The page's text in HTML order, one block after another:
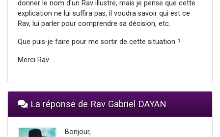
donner le nom d'un Rav illustre, mais je pense que cette
explication ne lui suffira pas, il voudra savoir qui est ce
Rav, lui parler pour comprendre sa décision, etc.
Que puis-je faire pour me sortir de cette situation ?
Merci Rav.
La réponse de Rav Gabriel DAYAN
Bonjour,